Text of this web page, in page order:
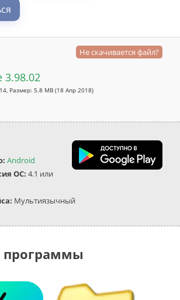
Не скачивается файл?
3.98.02
Размер: 5.8 MB (18 Апр 2018)
Android
ОС: 4.1 или
Мультиязычный
программы